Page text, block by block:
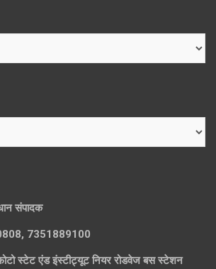
संपादक
7351889100
स्टेट एंड इंस्टीट्यूट नियर रोडवेज बस स्टेशन